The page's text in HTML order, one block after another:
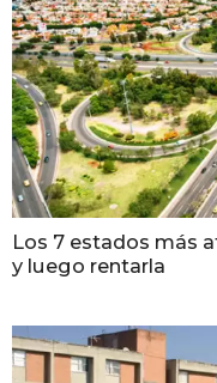
Los 7 estados más
y luego rentarla